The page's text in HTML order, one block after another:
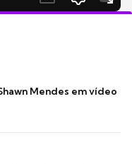
Mendes em vídeo